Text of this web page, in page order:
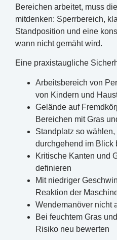
Bereichen arbeitet, muss
mitdenken: Sperrbereich,
Standposition und eine
wann nicht gemäht wird.
Eine praxistaugliche
Arbeitsbereich von
von Kindern und
Gelände auf
Bereichen mit Gras
Standplatz so
durchgehend im Blick
Kritische Kanten und
definieren
Mit niedriger
Reaktion der
Wendemanöver nicht
Bei feuchtem Gras
Risiko neu bewerten